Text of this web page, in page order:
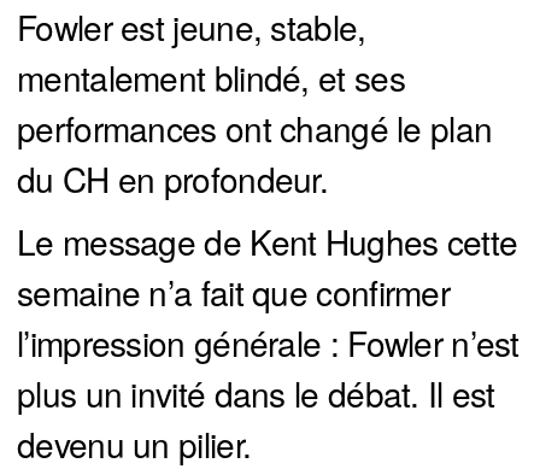
Fowler est jeune, stable,
mentalement blindé, et ses
performances ont changé le plan
du CH en profondeur.
Le message de Kent Hughes cette
semaine n’a fait que confirmer
l’impression générale : Fowler n’est
plus un invité dans le débat. Il est
devenu un pilier.